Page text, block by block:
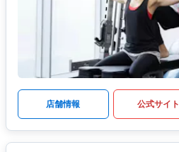
店舗情報 公式サイト